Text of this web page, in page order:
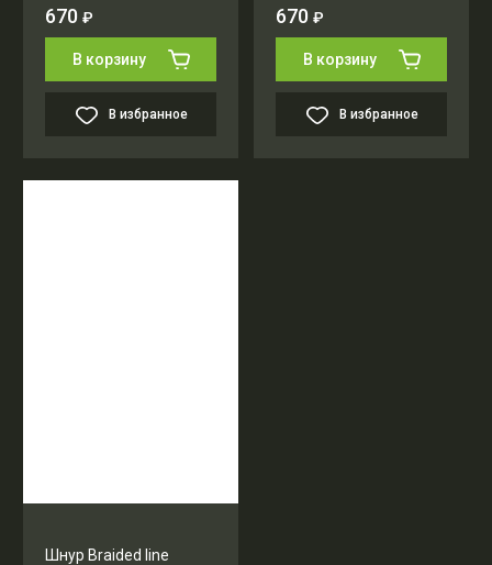
670 ₽
В корзину
В избранное
670 ₽
В корзину
В избранное
Шнур Braided line